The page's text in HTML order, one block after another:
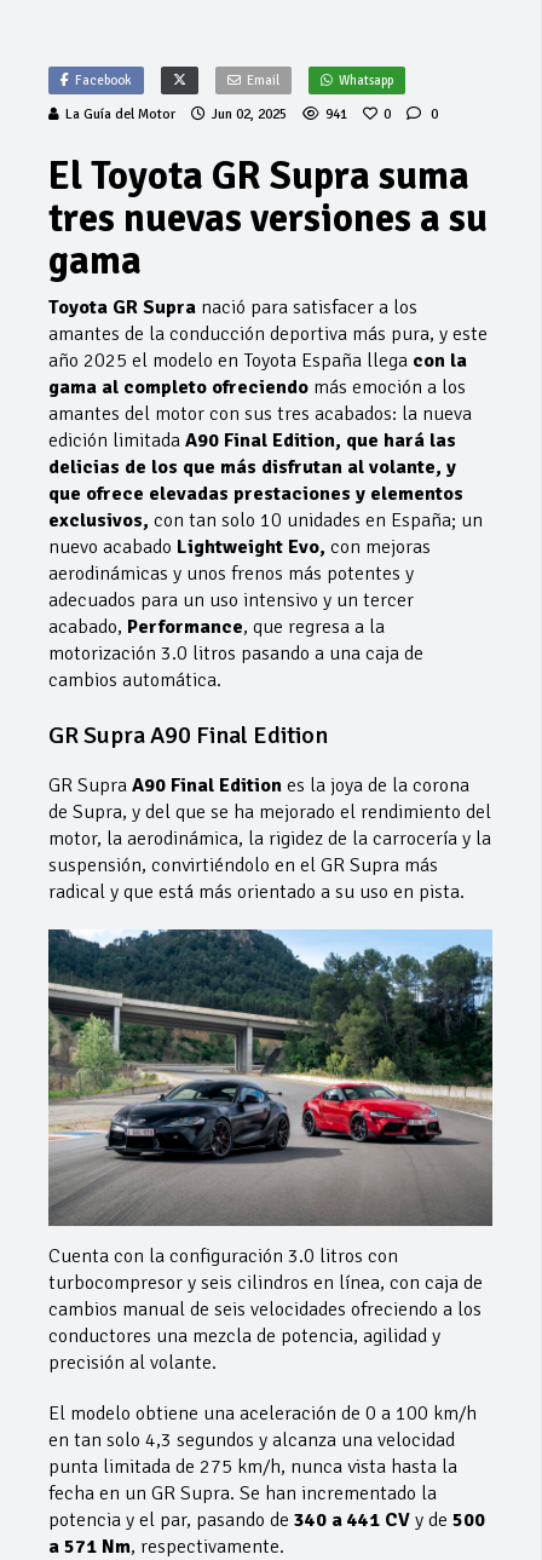
Facebook Email Whatsapp
La Guía del Motor Jun 02, 2025 941 0 0
El Toyota GR Supra suma
tres nuevas versiones a su
gama
Toyota GR Supra nació para satisfacer a los
amantes de la conducción deportiva más pura, y este
año 2025 el modelo en Toyota España llega con la
gama al completo ofreciendo más emoción a los
amantes del motor con sus tres acabados: la nueva
edición limitada A90 Final Edition, que hará las
delicias de los que más disfrutan al volante, y
que ofrece elevadas prestaciones y elementos
exclusivos, con tan solo 10 unidades en España; un
nuevo acabado Lightweight Evo, con mejoras
aerodinámicas y unos frenos más potentes y
adecuados para un uso intensivo y un tercer
acabado, Performance, que regresa a la
motorización 3.0 litros pasando a una caja de
cambios automática.
GR Supra A90 Final Edition
GR Supra A90 Final Edition es la joya de la corona
de Supra, y del que se ha mejorado el rendimiento del
motor, la aerodinámica, la rigidez de la carrocería y la
suspensión, convirtiéndolo en el GR Supra más
radical y que está más orientado a su uso en pista.
Cuenta con la configuración 3.0 litros con
turbocompresor y seis cilindros en línea, con caja de
cambios manual de seis velocidades ofreciendo a los
conductores una mezcla de potencia, agilidad y
precisión al volante.
El modelo obtiene una aceleración de 0 a 100 km/h
en tan solo 4,3 segundos y alcanza una velocidad
punta limitada de 275 km/h, nunca vista hasta la
fecha en un GR Supra. Se han incrementado la
potencia y el par, pasando de 340 a 441 CV y de 500
a 571 Nm, respectivamente.